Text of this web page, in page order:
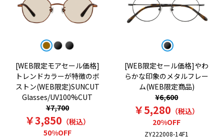
[WEB限定モアセール価格]
トレンドカラーが特徴のボ
ストン(WEB限定)SUNCUT
Glasses/UV100%CUT
¥7,700
￥3,850 （税込）
50%OFF
[WEB限定セール価格]やわ
らかな印象のメタルフレー
ム(WEB限定商品)
¥6,600
￥5,280 （税込）
20%OFF
ZY222008-14F1